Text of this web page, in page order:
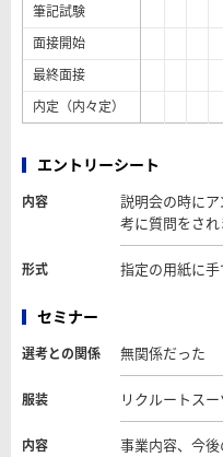
筆記試験
面接開始
最終面接
内定（内々定）
エントリーシート
内容
説明会の時に
考に質問をされ
形式 指定の用紙に手
セミナー
選考との関係 無関係だった
服装 リクルートスー
内容
事業内容、今